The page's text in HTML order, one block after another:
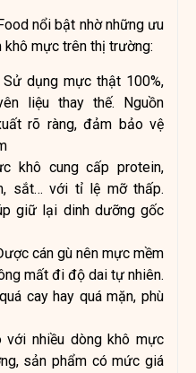
nổi bật nhờ những ưu
mực trên thị trường:
dụng mực thật 100%,
liệu thay thế. Nguồn
rõ ràng, đảm bảo vệ
khô cung cấp protein,
sắt… với tỉ lệ mỡ thấp.
giữ lại dinh dưỡng gốc
cán gù nên mực mềm
mất đi độ dai tự nhiên.
cay hay quá mặn, phù
với nhiều dòng khô mực
sản phẩm có mức giá